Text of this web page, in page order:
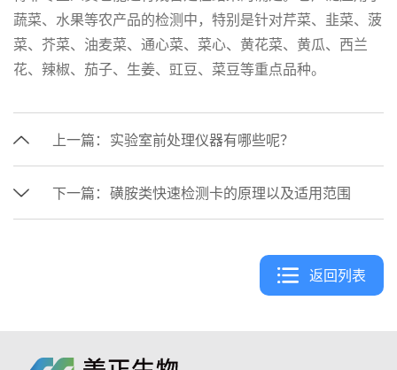
蔬菜、水果等农产品的检测中，特别是针对芹菜、韭菜、菠
菜、芥菜、油麦菜、通心菜、菜心、黄花菜、黄瓜、西兰
花、辣椒、茄子、生姜、豇豆、菜豆等重点品种。
上一篇： 实验室前处理仪器有哪些呢？
下一篇： 磺胺类快速检测卡的原理以及适用范围
返回列表